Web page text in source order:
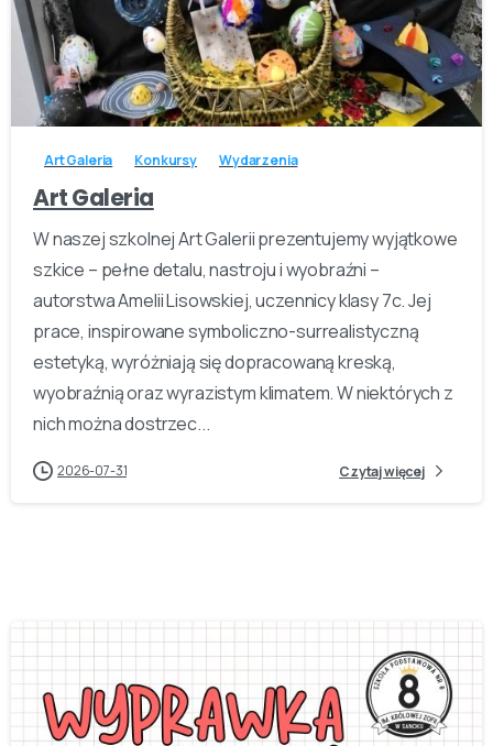
-
Art Galeria Konkursy Wydarzenia
Art Galeria
W naszej szkolnej Art Galerii prezentujemy wyjątkowe
szkice – pełne detalu, nastroju i wyobraźni –
autorstwa Amelii Lisowskiej, uczennicy klasy 7c. Jej
prace, inspirowane symboliczno-surrealistyczną
estetyką, wyróżniają się dopracowaną kreską,
wyobraźnią oraz wyrazistym klimatem. W niektórych z
nich można dostrzec...
2026-07-31 Czytaj więcej